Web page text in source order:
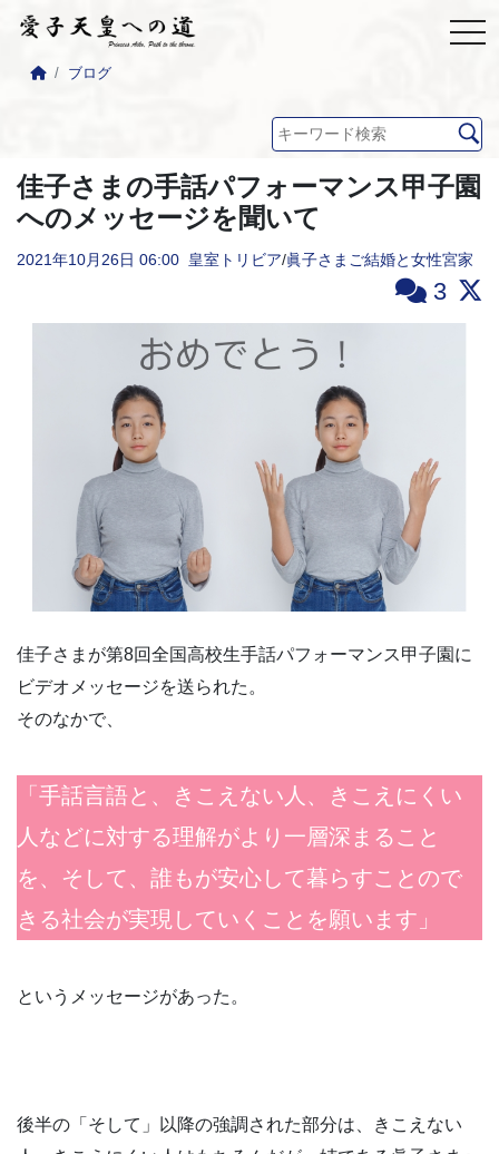
ブログ
佳子さまの手話パフォーマンス甲子園
へのメッセージを聞いて
2021年10月26日 06:00 皇室トリビア/眞子さまご結婚と女性宮家
3
佳子さまが第8回全国高校生手話パフォーマンス甲子園に
ビデオメッセージを送られた。
そのなかで、
「手話言語と、きこえない人、きこえにくい
人などに対する理解がより一層深まること
を、そして、誰もが安心して暮らすことので
きる社会が実現していくことを願います」
というメッセージがあった。
後半の「そして」以降の強調された部分は、きこえない